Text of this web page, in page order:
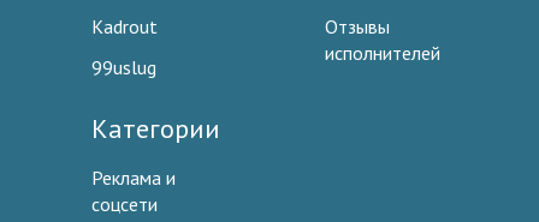
Kadrout
99uslug
Отзывы
исполнителей
Категории
Реклама и
соцсети